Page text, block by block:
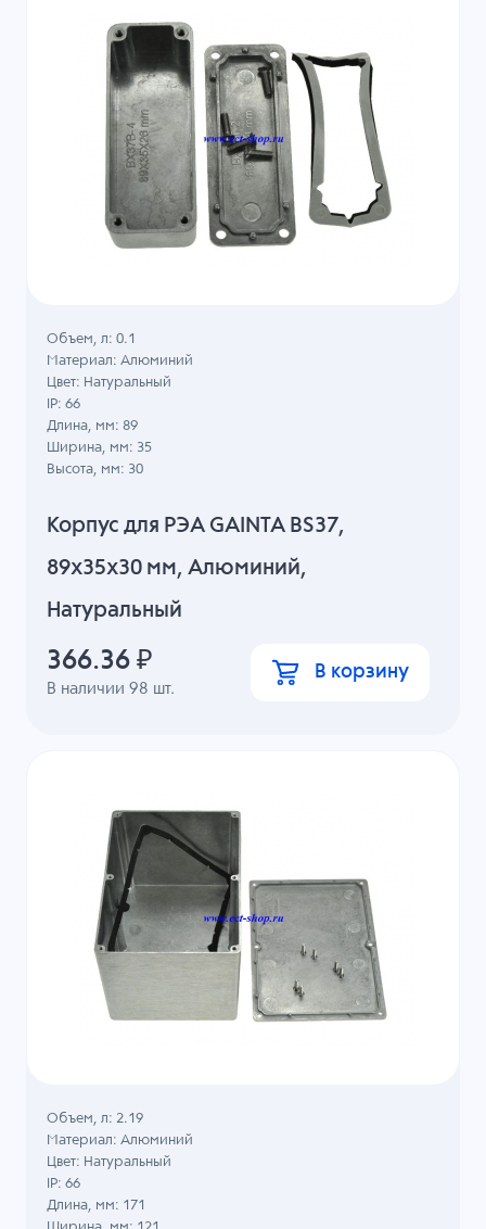
Корпус для РЭА GAINTA BS37,
89x35x30 мм, Алюминий,
Натуральный
В наличии98 шт.
Объем, л: 0.1
Материал: Алюминий
Цвет: Натуральный
IP: 66
Длина, мм: 89
Ширина, мм: 35
Высота, мм: 30
366.36 ₽ В корзину
Объем, л: 2.19
Материал: Алюминий
Цвет: Натуральный
IP: 66
Длина, мм: 171